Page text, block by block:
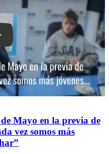
Integrantes del colectivo 20 de
Mayo en la previa de
vez somos más